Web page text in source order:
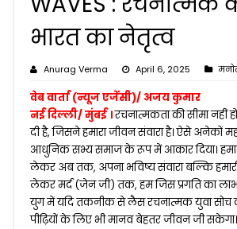
विधान भवन को मिली
पहले प्रकाशित आंकड़ों
उत्तर प्रदेश में
सदन की गरिमा और
आगामी विधानसभा
भारत का नेतृत्व
Anurag Verma April 6, 2025
वेब वार्ता (न्यूज एजेंसी)/ अजय कुमार
नई दिल्ली/ मुंबई ।रचनात्मकता की सीमा नहीं
दी है, जिसने हमारा जीवन संवारा है। ऐसे अनेकों
आधुनिक सभ्य समाज के रूप में आकार दिया।
लेकर अब तक, अपना भविष्य संवारा बल्कि हमारी
लेकर मर्द (जेन जी) तक, हम जिस प्रगति का लाभ
युग में यदि तकनीक से लैस रचनात्मक युवा सोच
पीढ़ियों के लिए भी मानव बेहतर जीवन जी